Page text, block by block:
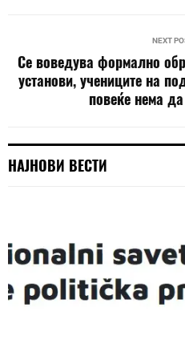
NEXT
Се воведува формално
установи, учениците на
повеќе нема
НАЈНОВИ ВЕСТИ